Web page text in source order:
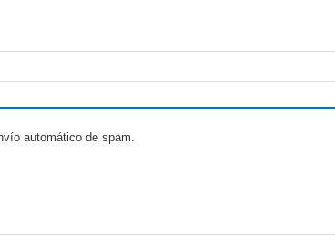
automático de spam.